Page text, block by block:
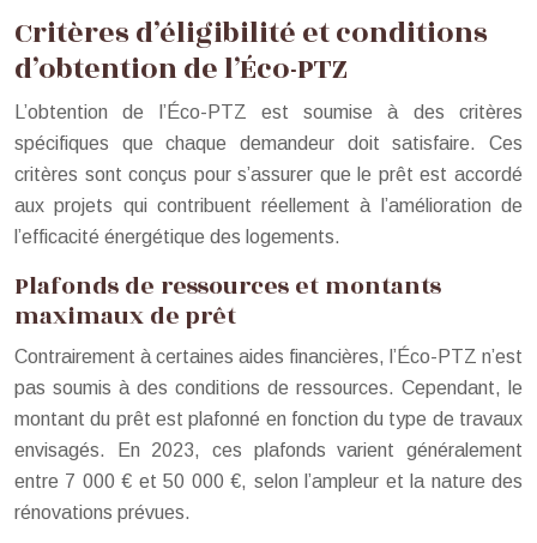
Critères d’éligibilité et conditions
d’obtention de l’Éco-PTZ
L’obtention de l’Éco-PTZ est soumise à des critères
spécifiques que chaque demandeur doit satisfaire. Ces
critères sont conçus pour s’assurer que le prêt est accordé
aux projets qui contribuent réellement à l’amélioration de
l’efficacité énergétique des logements.
Plafonds de ressources et montants
maximaux de prêt
Contrairement à certaines aides financières, l’Éco-PTZ n’est
pas soumis à des conditions de ressources. Cependant, le
montant du prêt est plafonné en fonction du type de travaux
envisagés. En 2023, ces plafonds varient généralement
entre 7 000 € et 50 000 €, selon l’ampleur et la nature des
rénovations prévues.